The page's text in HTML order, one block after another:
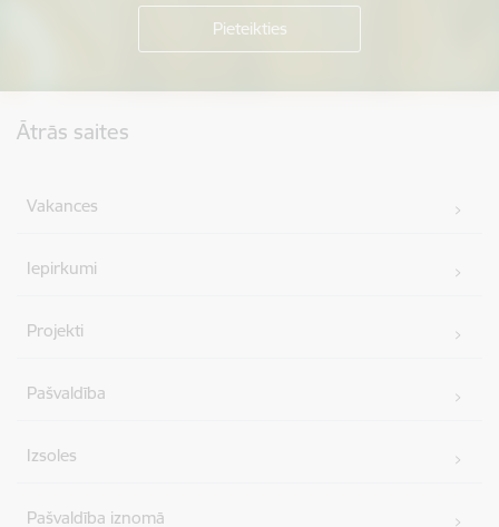
Ātrās saites
Vakances
Iepirkumi
Projekti
Pašvaldība
Izsoles
Pašvaldība iznomā